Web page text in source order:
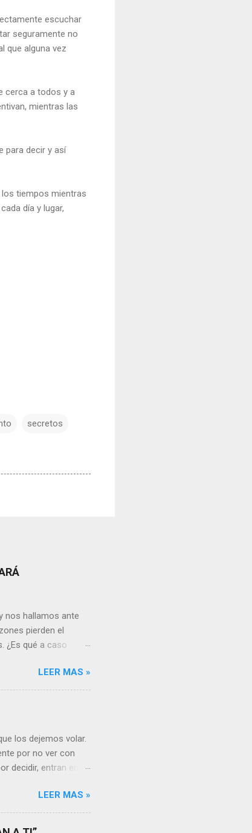
escuchar
seguramente no
que alguna vez
cerca a todos y a
mientras las
para decir y así
los tiempos mientras
día y lugar,
secretos
nos hallamos ante
pierden el
¿Es qué a caso
en algún
encarar el dolor?
merece tus
de embellecer...
LEER MAS »
los dejemos volar.
por no ver con
decidir, entran en
importante es
se hacen más
porque desde
LEER MAS »